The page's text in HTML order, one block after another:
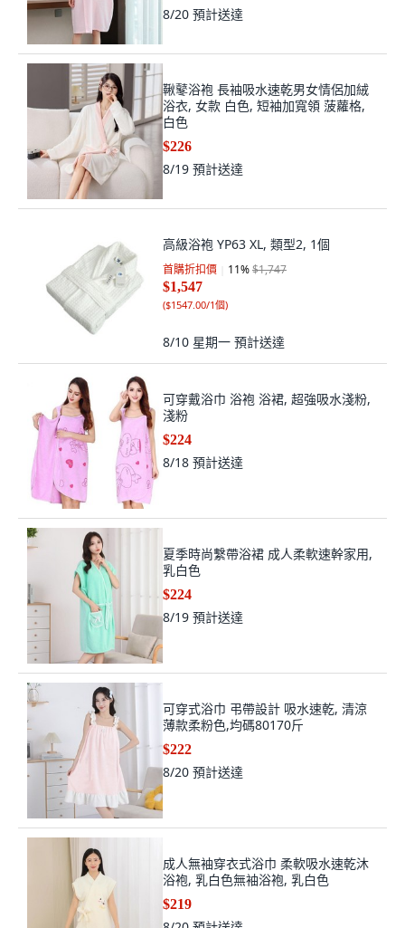
8/20 預計送達
鞦鼕浴袍 長袖吸水速乾男女情侶加絨
浴衣, 女款 白色, 短袖加寬領 菠蘿格,
白色
$226
8/19 預計送達
高級浴袍 YP63 XL, 類型2, 1個
首購折扣價 11%$1,747
$1,547
($1547.00/1個)
8/10 星期一 預計送達
可穿戴浴巾 浴袍 浴裙, 超強吸水淺粉,
淺粉
$224
8/18 預計送達
夏季時尚繫帶浴裙 成人柔軟速幹家用,
乳白色
$224
8/19 預計送達
可穿式浴巾 弔帶設計 吸水速乾, 清涼
薄款柔粉色,均碼80170斤
$222
8/20 預計送達
成人無袖穿衣式浴巾 柔軟吸水速乾沐
浴袍, 乳白色無袖浴袍, 乳白色
$219